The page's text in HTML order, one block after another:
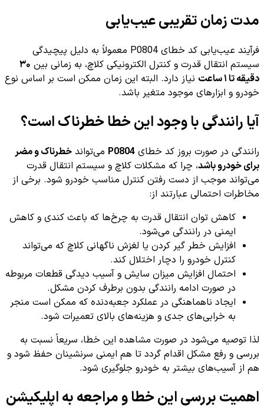
مدت زمان تقریبی عیب‌یابی
فرآیند عیب‌یابی کد خطای P0804 معمولاً به دلیل پیچیدگی
سیستم انتقال قدرت و کنترل الکترونیکی کلاچ، به زمانی بین ۳۰
دقیقه تا ۱ ساعت
نیاز دارد. البته این زمان ممکن است بر اساس نوع
خودرو و ابزارهای موجود متغیر باشد.
آیا رانندگی با وجود این خطا خطرناک است؟
رانندگی در صورت بروز کد خطای P0804 می‌تواند خطرناک و مضر
برای خودرو باشد، چرا که مشکلات کلاچ و سیستم انتقال قدرت
می‌تواند موجب از دست رفتن کنترل مناسب خودرو شود. برخی از
مخاطرات احتمالی عبارتند از:
کاهش توان انتقال قدرت به چرخ‌ها که باعث کندی و کاهش
ایمنی در رانندگی می‌شود.
افزایش خطر گیر کردن یا لغزش ناگهانی کلاچ که می‌تواند
کنترل خودرو را دچار اختلال کند.
احتمال افزایش میزان سایش و آسیب دیدگی قطعات مربوطه
در صورت ادامه رانندگی بدون برطرف کردن مشکل.
ایجاد ناهماهنگی در عملکرد جعبه‌دنده که ممکن است منجر
به خرابی‌های جدی و هزینه‌های بالای تعمیرات شود.
لذا توصیه می‌شود در صورت مشاهده این خطا، سریعاً نسبت به
بررسی و رفع مشکل اقدام گردد تا هم ایمنی سرنشینان حفظ شود و
هم از آسیب‌های بیشتر به خودرو جلوگیری شود.
اهمیت بررسی این خطا و مراجعه به اپلیکیشن